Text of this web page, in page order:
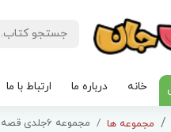
خانه درباره ما ارتباط با ما
مجموعه ها مجموعه 6جلدی قصه مینویسم (تقویت مهارت تخیل ونوشتن )